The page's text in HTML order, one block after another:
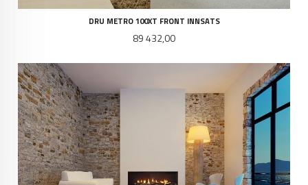
DRU METRO 100XT FRONT INNSATS
Pris
89 432,00